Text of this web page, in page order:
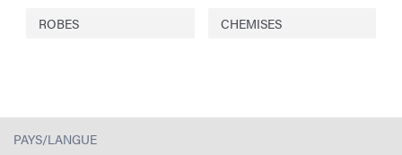
ROBES CHEMISES
PAYS/LANGUE